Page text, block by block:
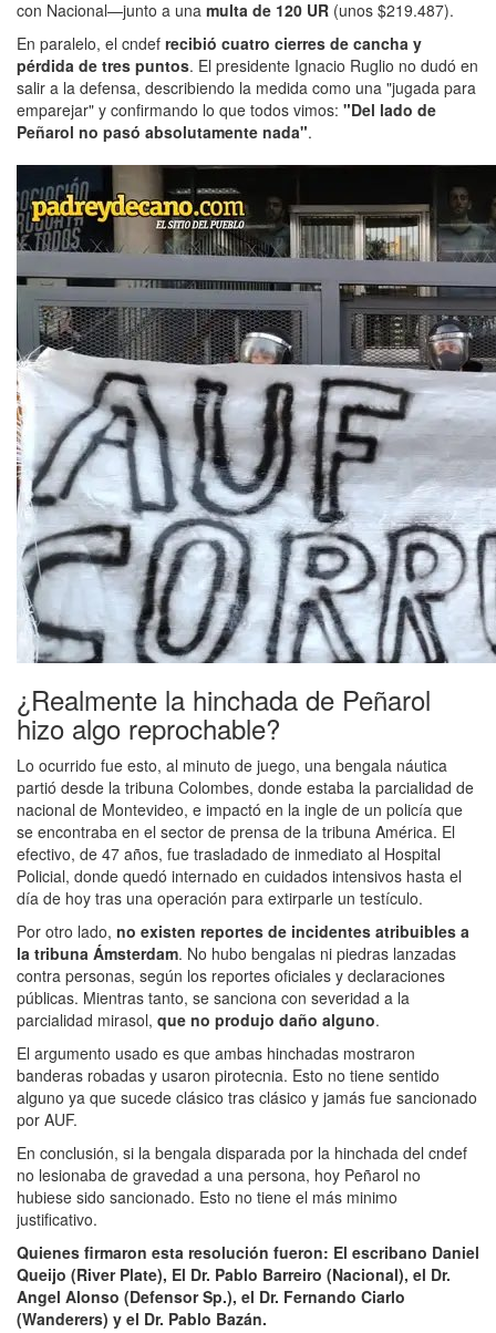
con Nacional—junto a una multa de 120 UR (unos $219.487).
En paralelo, el cndef recibió cuatro cierres de cancha y
pérdida de tres puntos. El presidente Ignacio Ruglio no dudó en
salir a la defensa, describiendo la medida como una "jugada para
emparejar" y confirmando lo que todos vimos: "Del lado de
Peñarol no pasó absolutamente nada".
¿Realmente la hinchada de Peñarol
hizo algo reprochable?
Lo ocurrido fue esto, al minuto de juego, una bengala náutica
partió desde la tribuna Colombes, donde estaba la parcialidad de
nacional de Montevideo, e impactó en la ingle de un policía que
se encontraba en el sector de prensa de la tribuna América. El
efectivo, de 47 años, fue trasladado de inmediato al Hospital
Policial, donde quedó internado en cuidados intensivos hasta el
día de hoy tras una operación para extirparle un testículo.
Por otro lado, no existen reportes de incidentes atribuibles a
la tribuna Ámsterdam. No hubo bengalas ni piedras lanzadas
contra personas, según los reportes oficiales y declaraciones
públicas. Mientras tanto, se sanciona con severidad a la
parcialidad mirasol, que no produjo daño alguno.
El argumento usado es que ambas hinchadas mostraron
banderas robadas y usaron pirotecnia. Esto no tiene sentido
alguno ya que sucede clásico tras clásico y jamás fue sancionado
por AUF.
En conclusión, si la bengala disparada por la hinchada del cndef
no lesionaba de gravedad a una persona, hoy Peñarol no
hubiese sido sancionado. Esto no tiene el más minimo
justificativo.
Quienes firmaron esta resolución fueron: El escribano Daniel
Queijo (River Plate), El Dr. Pablo Barreiro (Nacional), el Dr.
Angel Alonso (Defensor Sp.), el Dr. Fernando Ciarlo
(Wanderers) y el Dr. Pablo Bazán.